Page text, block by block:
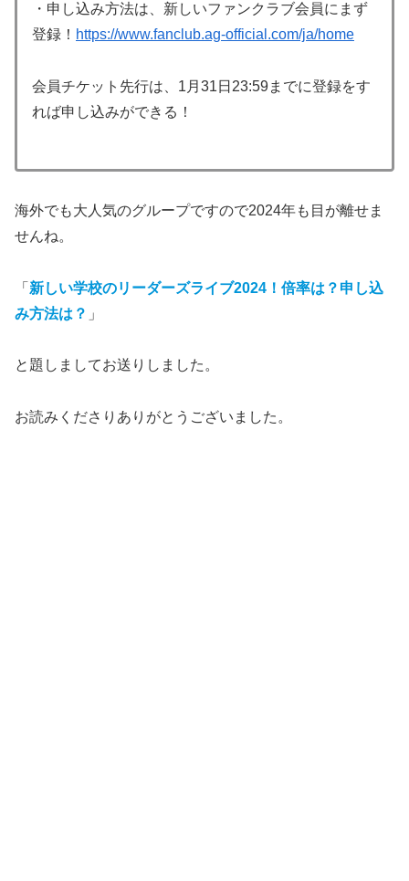
・申し込み方法は、新しいファンクラブ会員にまず
登録！ https://www.fanclub.ag-official.com/ja/home
会員チケット先行は、1月31日23:59までに登録をす
れば申し込みができる！
海外でも大人気のグループですので2024年も目が離せま
せんね。
「 新しい学校のリーダーズライブ2024！倍率は？申し込
み方法は？ 」
と題しましてお送りしました。
お読みくださりありがとうございました。